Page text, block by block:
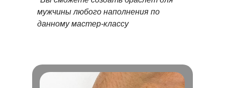
мужчины любого наполнения по
данному мастер-классу